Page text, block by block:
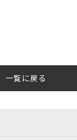
一覧に戻る